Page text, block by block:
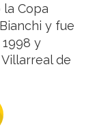
Copa
y fue
y
de